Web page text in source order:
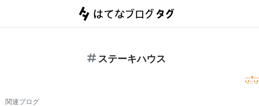
ステーキハウス
関連ブログ